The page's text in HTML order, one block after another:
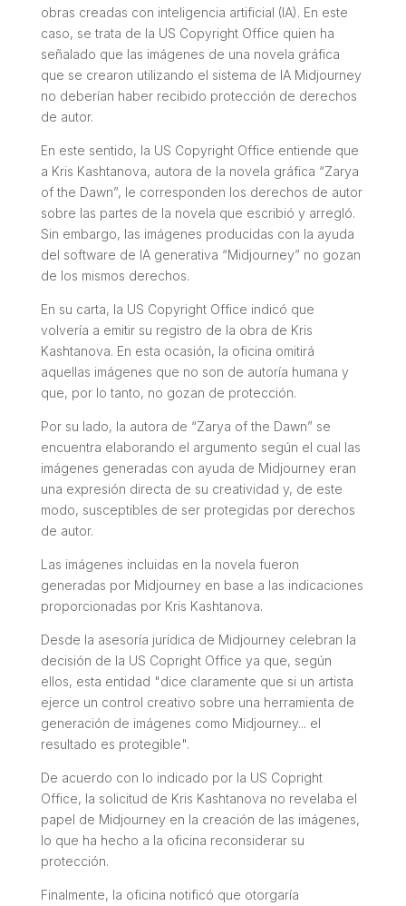
obras creadas con inteligencia artificial (IA). En este
caso, se trata de la US Copyright Office quien ha
señalado que las imágenes de una novela gráfica
que se crearon utilizando el sistema de IA Midjourney
no deberían haber recibido protección de derechos
de autor.
En este sentido, la US Copyright Office entiende que
a Kris Kashtanova, autora de la novela gráfica “Zarya
of the Dawn”, le corresponden los derechos de autor
sobre las partes de la novela que escribió y arregló.
Sin embargo, las imágenes producidas con la ayuda
del software de IA generativa “Midjourney” no gozan
de los mismos derechos.
En su carta, la US Copyright Office indicó que
volvería a emitir su registro de la obra de Kris
Kashtanova. En esta ocasión, la oficina omitirá
aquellas imágenes que no son de autoría humana y
que, por lo tanto, no gozan de protección.
Por su lado, la autora de “Zarya of the Dawn” se
encuentra elaborando el argumento según el cual las
imágenes generadas con ayuda de Midjourney eran
una expresión directa de su creatividad y, de este
modo, susceptibles de ser protegidas por derechos
de autor.
Las imágenes incluidas en la novela fueron
generadas por Midjourney en base a las indicaciones
proporcionadas por Kris Kashtanova.
Desde la asesoría jurídica de Midjourney celebran la
decisión de la US Copright Office ya que, según
ellos, esta entidad "dice claramente que si un artista
ejerce un control creativo sobre una herramienta de
generación de imágenes como Midjourney... el
resultado es protegible".
De acuerdo con lo indicado por la US Copright
Office, la solicitud de Kris Kashtanova no revelaba el
papel de Midjourney en la creación de las imágenes,
lo que ha hecho a la oficina reconsiderar su
protección.
Finalmente, la oficina notificó que otorgaría